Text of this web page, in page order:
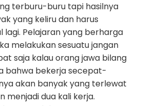
terburu-buru tapi hasilnya
yang keliru dan harus
lagi. Pelajaran yang berharga
melakukan sesuatu jangan
saja kalau orang jawa bilang
bahwa bekerja secepat-
akan banyak yang terlewat
menjadi dua kali kerja.